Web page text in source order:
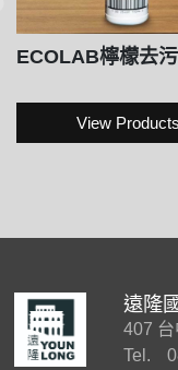
ECOLAB檸檬去
View Products
遠隆
407
Tel.